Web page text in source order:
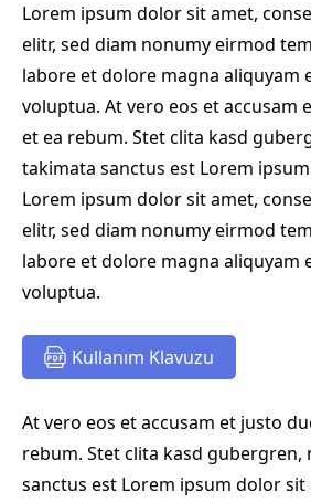
Lorem ipsum dolor sit amet,
elitr, sed diam nonumy eirmod
labore et dolore magna aliquyam
voluptua. At vero eos et accusam
et ea rebum. Stet clita kasd
takimata sanctus est Lorem
Lorem ipsum dolor sit amet,
elitr, sed diam nonumy eirmod
labore et dolore magna aliquyam
voluptua.
Kullanım Klavuzu
At vero eos et accusam et justo
rebum. Stet clita kasd gubergren,
sanctus est Lorem ipsum dolor